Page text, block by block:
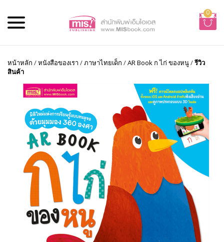
0
หน้าหลัก /หนังสือของเรา /ภาษาไทยเด็ก /AR Book ก ไก่ ของหนู/รีวิว
สินค้า